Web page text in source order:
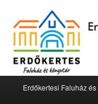
elsődleges
tartalomra
másodlagos
tartalomra
Erdőkertesi Faluház